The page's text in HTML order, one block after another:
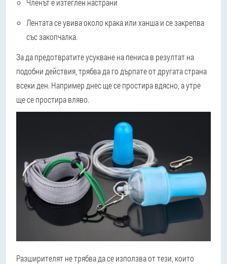
Членът е изтеглен настрани
Лентата се увива около крака или ханша и се закрепва
със закопчалка.
За да предотвратите усукване на пениса в резултат на
подобни действия, трябва да го дърпате от другата страна
всеки ден. Например днес ще се простира вдясно, а утре
ще се простира вляво.
Разширителят не трябва да се използва от тези, които